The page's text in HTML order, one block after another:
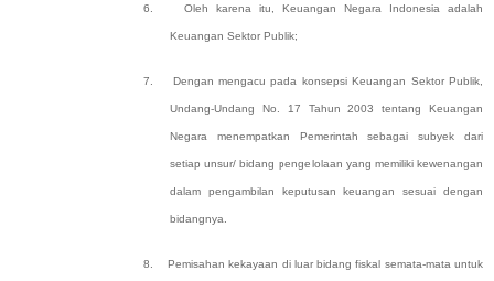
6. Oleh karena itu, Keuangan Negara Indonesia adalah
Keuangan Sektor Publik;
7. Dengan mengacu pada konsepsi Keuangan Sektor Publik,
Undang-Undang No. 17 Tahun 2003 tentang Keuangan
Negara menempatkan Pemerintah sebagai subyek dari
setiap unsur/ bidang pengelolaan yang memiliki kewenangan
dalam pengambilan keputusan keuangan sesuai dengan
bidangnya.
8. Pemisahan kekayaan di luar bidang fiskal semata-mata untuk